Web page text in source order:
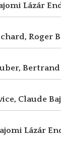
Lázár
Roger
Bertrand
Claude
Lázár